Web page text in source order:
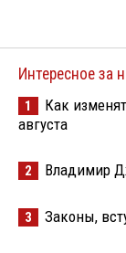
Интересное за
1
Как
августа
2 Владимир
3 Законы,